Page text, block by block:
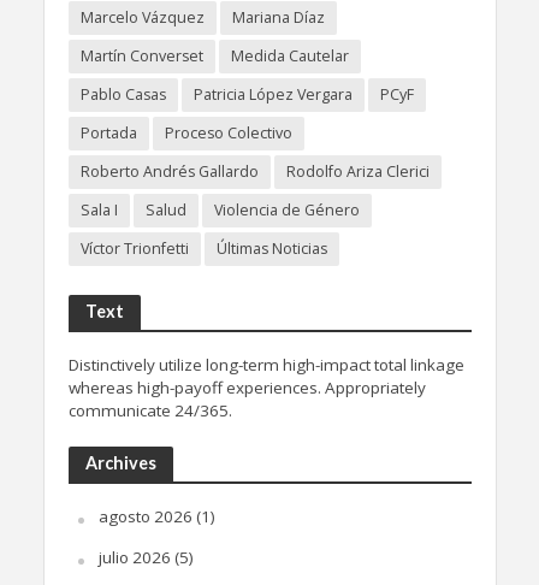
Marcelo Vázquez
Mariana Díaz
Martín Converset
Medida Cautelar
Pablo Casas
Patricia López Vergara
PCyF
Portada
Proceso Colectivo
Roberto Andrés Gallardo
Rodolfo Ariza Clerici
Sala I
Salud
Violencia de Género
Víctor Trionfetti
Últimas Noticias
Text
Distinctively utilize long-term high-impact total linkage
whereas high-payoff experiences. Appropriately
communicate 24/365.
Archives
agosto 2026 (1)
julio 2026 (5)